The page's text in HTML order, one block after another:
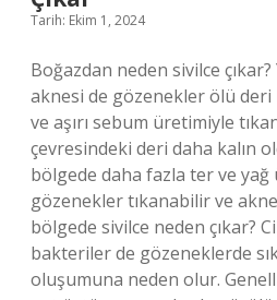
Tarih: Ekim 1, 2024
Boğazdan neden sivilce
aknesi de gözenekler ölü
ve aşırı sebum üretimiyle
çevresindeki deri daha kalın
bölgede daha fazla ter ve
gözenekler tıkanabilir ve
bölgede sivilce neden çıkar?
bakteriler de gözeneklerde
oluşumuna neden olur.